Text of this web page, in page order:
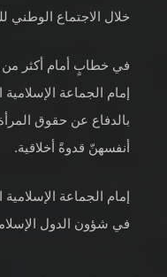
خلال الاجتماع الوطني
إمام الجماعة الإسلامية
بالدفاع عن حقوق
أنفسهنّ قدوةً أخلاقية.
إمام الجماعة الإسلامية
في شؤون الدول